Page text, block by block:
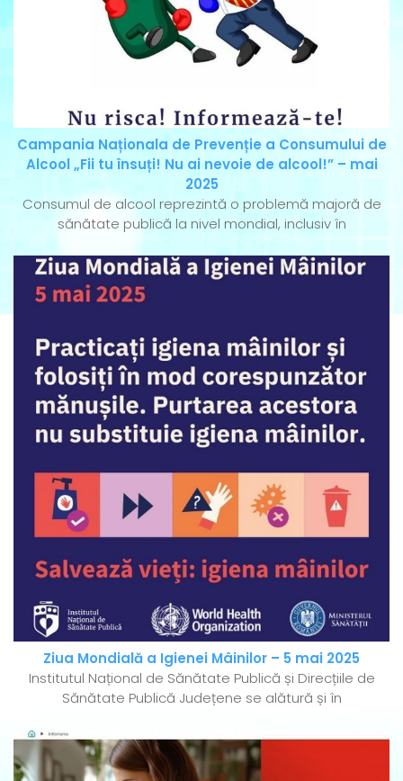
Campania Naționala de Prevenție a Consumului de
Alcool „Fii tu însuți! Nu ai nevoie de alcool!” – mai
2025
Consumul de alcool reprezintă o problemă majoră de
sănătate publică la nivel mondial, inclusiv în
Ziua Mondială a Igienei Mâinilor – 5 mai 2025
Institutul Național de Sănătate Publică și Direcțiile de
Sănătate Publică Județene se alătură și în